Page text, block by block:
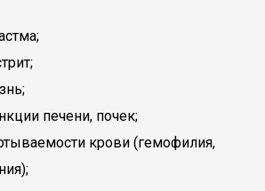
печени, почек;
крови (гемофилия,